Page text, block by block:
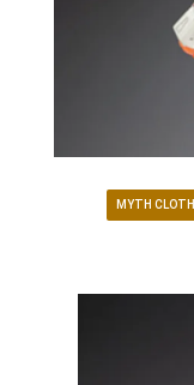
MYTH CLOTH